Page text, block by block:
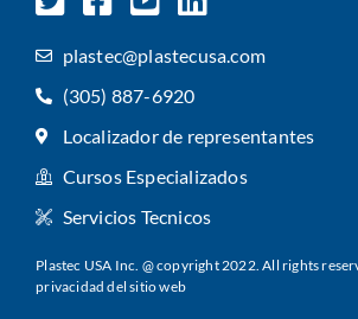
plastec@plastecusa.com
(305) 887-6920
Localizador de representantes
Cursos Especializados
Servicios Tecnicos
Plastec USA Inc. @ copyright 2022. All rights
privacidad del sitio web